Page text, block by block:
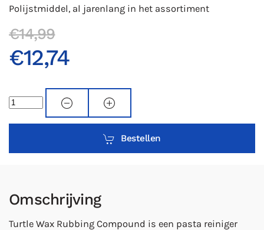
Polijstmiddel, al jarenlang in het assortiment
€14,99
€12,74
Bestellen
Omschrijving
Turtle Wax Rubbing Compound is een pasta reiniger